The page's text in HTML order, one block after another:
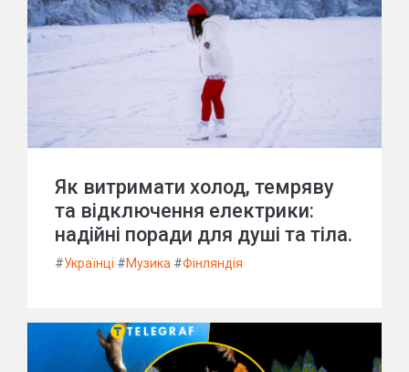
Як витримати холод, темряву
та відключення електрики:
надійні поради для душі та тіла.
#Українці #Музика #Фінляндія